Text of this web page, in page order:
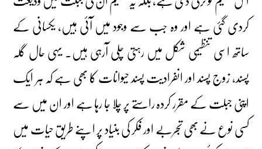
کردی گئی ہے اور وہ جب سے وجود میں آئی ہیں، یکسانی کے
ساتھ اسی تنظیمی شکل میں رہتی چلی آرہی ہیں۔ یہی حال گلہ
پسند، زوج پسند اور انفرادیت پسند حیوانات کا بھی ہے کہ ہر ایک
اپنی جبلت کے مقرر کردہ راستے پر چلا جا رہا ہے اور ان میں سے
کسی نوع نے بھی تجربے اور فکر کی بنیاد پر اپنے طریق حیات میں